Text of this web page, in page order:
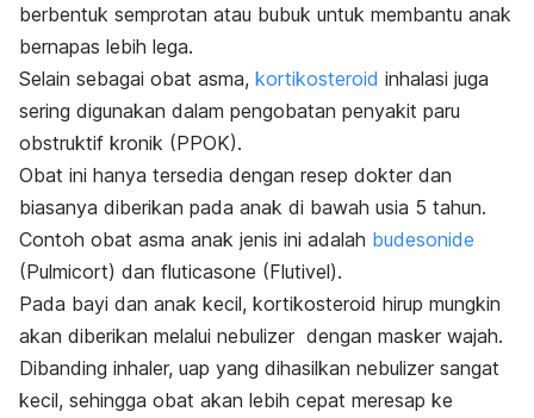
berbentuk semprotan atau bubuk untuk membantu anak
bernapas lebih lega.
Selain sebagai obat asma, kortikosteroid inhalasi juga
sering digunakan dalam pengobatan penyakit paru
obstruktif kronik (PPOK).
Obat ini hanya tersedia dengan resep dokter dan
biasanya diberikan pada anak di bawah usia 5 tahun.
Contoh obat asma anak jenis ini adalah budesonide
(Pulmicort) dan fluticasone (Flutivel).
Pada bayi dan anak kecil, kortikosteroid hirup mungkin
akan diberikan melalui nebulizer dengan masker wajah.
Dibanding inhaler, uap yang dihasilkan nebulizer sangat
kecil, sehingga obat akan lebih cepat meresap ke